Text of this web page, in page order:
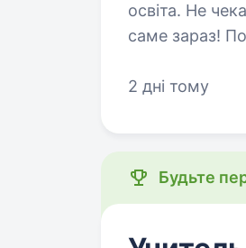
освіта. Не чекайте вересня — найкращий час приєднатися до команди
саме зараз!
2 дні тому
Будьте